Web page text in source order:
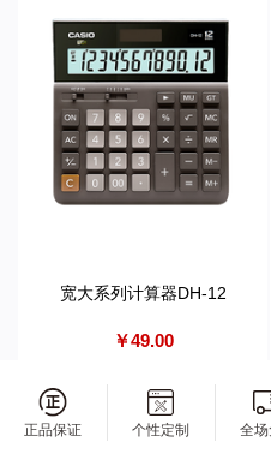
宽大系列计算器DH-12
￥49.00
正品保证 个性定制 全